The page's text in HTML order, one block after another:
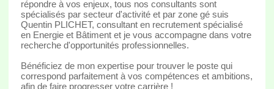
répondre à vos enjeux, tous nos consultants sont
spécialisés par secteur d'activité et par zone gé suis
Quentin PLICHET, consultant en recrutement spécialisé
en Energie et Bâtiment et je vous accompagne dans votre
recherche d'opportunités professionnelles.
Bénéficiez de mon expertise pour trouver le poste qui
correspond parfaitement à vos compétences et ambitions,
afin de faire progresser votre carrière !